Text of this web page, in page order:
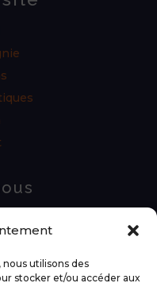
utilisons des
stocker et/ou accéder aux